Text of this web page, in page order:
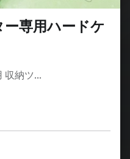
専用ハードケ
収納ツ…